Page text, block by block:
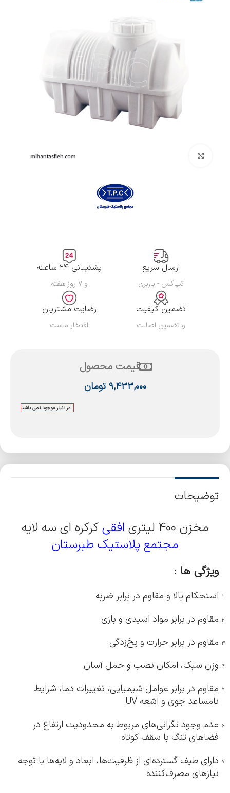
بزرگنمایی تصویر
ارسال سریع
تیپاکس - باربری
پشتیبانی ۲۴ ساعته
و ۷ روز هفته
تضمین کیفیت
و تضمین اصالت
رضایت مشتریان
افتخار ماست
قیمت محصول
۹,۴۳۳,۰۰۰ تومان
در انبار موجود نمی باشد
توضیحات
مخزن 400 لیتری افقیکرکره ای سه لایه
مجتمع پلاستیک طبرستان
ویژگی ها :
استحکام بالا و مقاوم در برابر ضربه
مقاوم در برابر مواد اسیدی و بازی
مقاوم در برابر حرارت و یخ‌زدگی
وزن سبک، امکان نصب و حمل آسان
مقاوم در برابر عوامل شیمیایی، تغییرات دما، شرایط
نامساعد جوی و اشعه UV
عدم وجود نگرانی‌های مربوط به محدودیت ارتفاع در
فضاهای تنگ با سقف کوتاه
دارای طیف گسترده‌ای از ظرفیت‌ها، ابعاد و لایه‌ها با توجه
نیازهای مصرف‌کننده